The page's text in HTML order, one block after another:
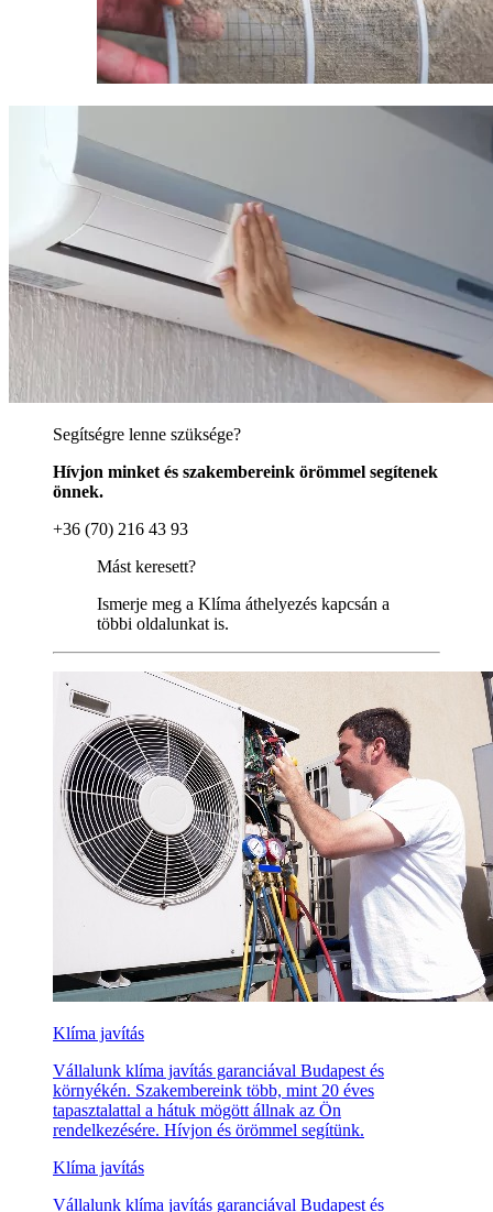
Segítségre lenne szüksége?
Hívjon minket és szakembereink örömmel segítenek
önnek.
+36 (70) 216 43 93
Mást keresett?
Ismerje meg a Klíma áthelyezés kapcsán a
többi oldalunkat is.
Klíma javítás
Vállalunk klíma javítás garanciával Budapest és
környékén. Szakembereink több, mint 20 éves
tapasztalattal a hátuk mögött állnak az Ön
rendelkezésére. Hívjon és örömmel segítünk.
Klíma javítás
Vállalunk klíma javítás garanciával Budapest és